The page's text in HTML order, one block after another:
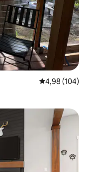
Évaluation
4,98 (104)